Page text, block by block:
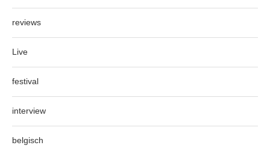
reviews
Live
festival
interview
belgisch